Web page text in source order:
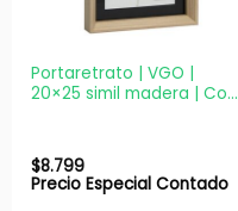
Portaretrato | VGO |
20×25 simil madera | Con
$8.799
Precio Especial Contado